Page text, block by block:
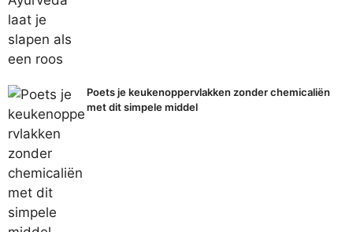
Poets je keukenoppervlakken zonder chemicaliën
met dit simpele middel